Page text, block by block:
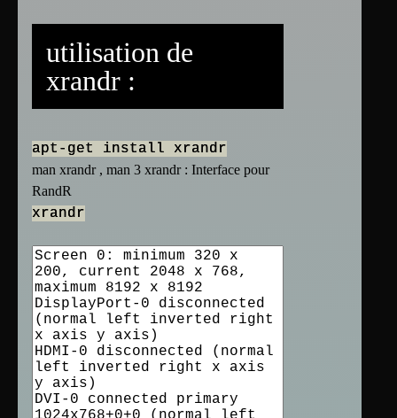
utilisation de
xrandr :
apt-get install xrandr
man xrandr , man 3 xrandr : Interface pour
RandR
xrandr